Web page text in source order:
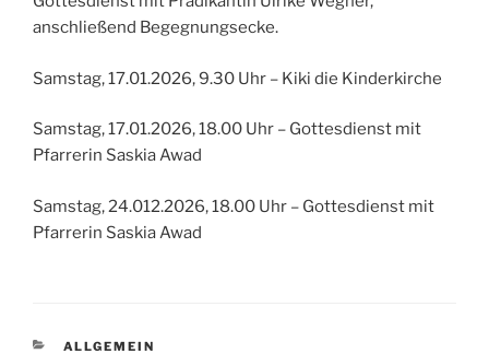
anschließend Begegnungsecke.
Samstag, 17.01.2026, 9.30 Uhr – Kiki die Kinderkirche
Samstag, 17.01.2026, 18.00 Uhr – Gottesdienst mit
Pfarrerin Saskia Awad
Samstag, 24.012.2026, 18.00 Uhr – Gottesdienst mit
Pfarrerin Saskia Awad
KATEGORIEN
ALLGEMEIN